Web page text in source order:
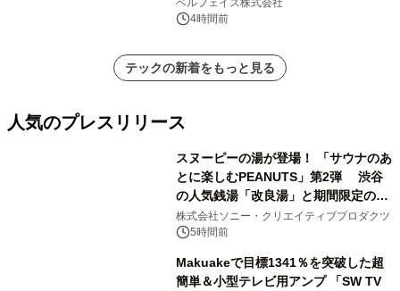
4時間前
テックの新着をもっと見る
人気のプレスリリース
スヌーピーの湯が登場！ 「サウナのあ
とに楽しむPEANUTS」第2弾 渋谷
の人気銭湯「改良湯」と期間限定のコ
ラボレーション サウナイキタイコラ
ボグッズも発売決定！
株式会社ソニー・クリエイティブプロダクツ
5時間前
Makuakeで目標1341％を突破した超
簡単＆小型テレビ用アンプ 「SW TV